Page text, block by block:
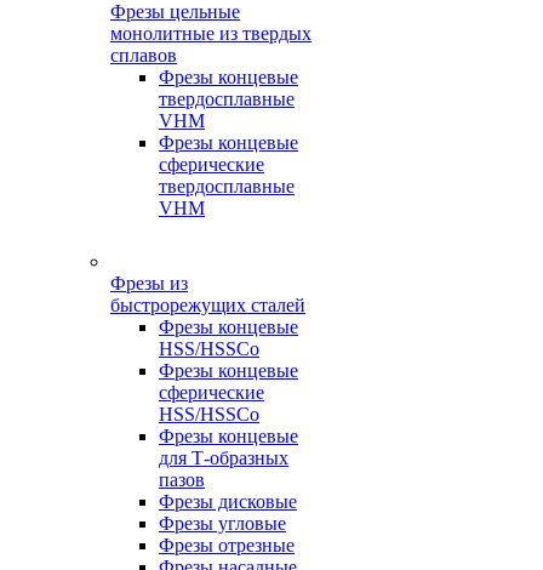
Фрезы цельные
монолитные из твердых
сплавов
Фрезы концевые
твердосплавные
VHM
Фрезы концевые
сферические
твердосплавные
VHM
Фрезы из
быстрорежущих сталей
Фрезы концевые
HSS/HSSCo
Фрезы концевые
сферические
HSS/HSSCo
Фрезы концевые
для Т-образных
пазов
Фрезы дисковые
Фрезы угловые
Фрезы отрезные